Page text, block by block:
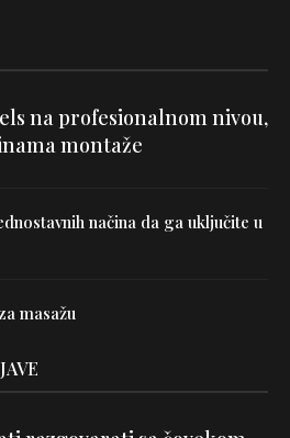
na profesionalnom nivou,
montaže
načina da ga uključite u
masažu